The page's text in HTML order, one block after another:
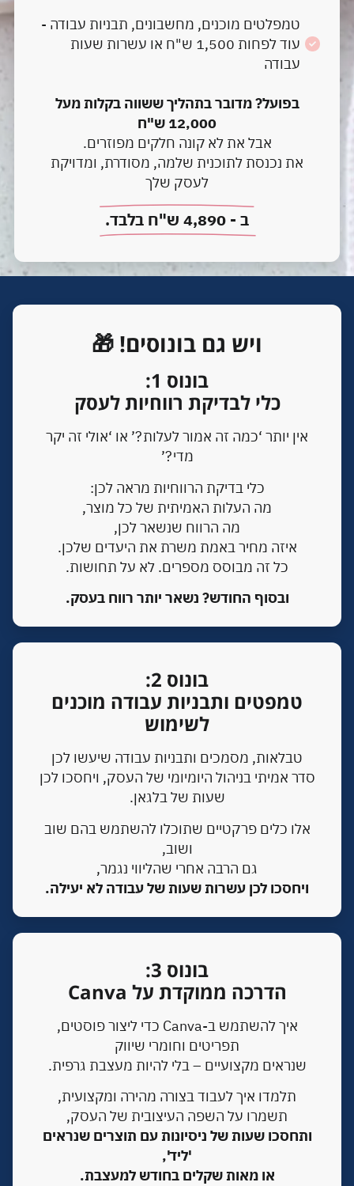
טמפלטים מוכנים, מחשבונים, תבניות עבודה -
עוד לפחות 1,500 ש"ח או עשרות שעות
עבודה
בפועל? מדובר בתהליך ששווה בקלות מעל
12,000 ש"ח
אבל את לא קונה חלקים מפוזרים.
את נכנסת לתוכנית שלמה, מסודרת, ומדויקת
לעסק שלך
ב - 4,890 ש"ח בלבד.
ויש גם בונוסים! 🎁
בונוס 1:
כלי לבדיקת רווחיות לעסק
אין יותר ‘כמה זה אמור לעלות?’ או ‘אולי זה יקר
מדי?’
כלי בדיקת הרווחיות מראה לכן:
מה העלות האמיתית של כל מוצר,
מה הרווח שנשאר לכן,
איזה מחיר באמת משרת את היעדים שלכן.
כל זה מבוסס מספרים. לא על תחושות.
ובסוף החודש? נשאר יותר רווח בעסק.
בונוס 2:
טמפטים ותבניות עבודה מוכנים
לשימוש
טבלאות, מסמכים ותבניות עבודה שיעשו לכן
סדר אמיתי בניהול היומיומי של העסק, ויחסכו לכן
שעות של בלגאן.
אלו כלים פרקטיים שתוכלו להשתמש בהם שוב
ושוב,
גם הרבה אחרי שהליווי נגמר,
ויחסכו לכן עשרות שעות של עבודה לא יעילה.
בונוס 3:
הדרכה ממוקדת על Canva
איך להשתמש ב-Canva
כדי ליצור פוסטים,
תפריטים וחומרי שיווק
שנראים מקצועיים – בלי להיות מעצבת גרפית.
תלמדו איך לעבוד בצורה מהירה ומקצועית,
תשמרו על השפה העיצובית של העסק,
ותחסכו שעות של ניסיונות עם תוצרים שנראים
'ליד',
או מאות שקלים בחודש למעצבת.